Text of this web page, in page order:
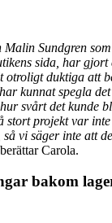
Malin Sundgren
sida, har gjort
otroligt duktiga att
kunnat spegla
svårt det kunde
stort projekt var
vi säger inte att
berättar Carola.
bakom